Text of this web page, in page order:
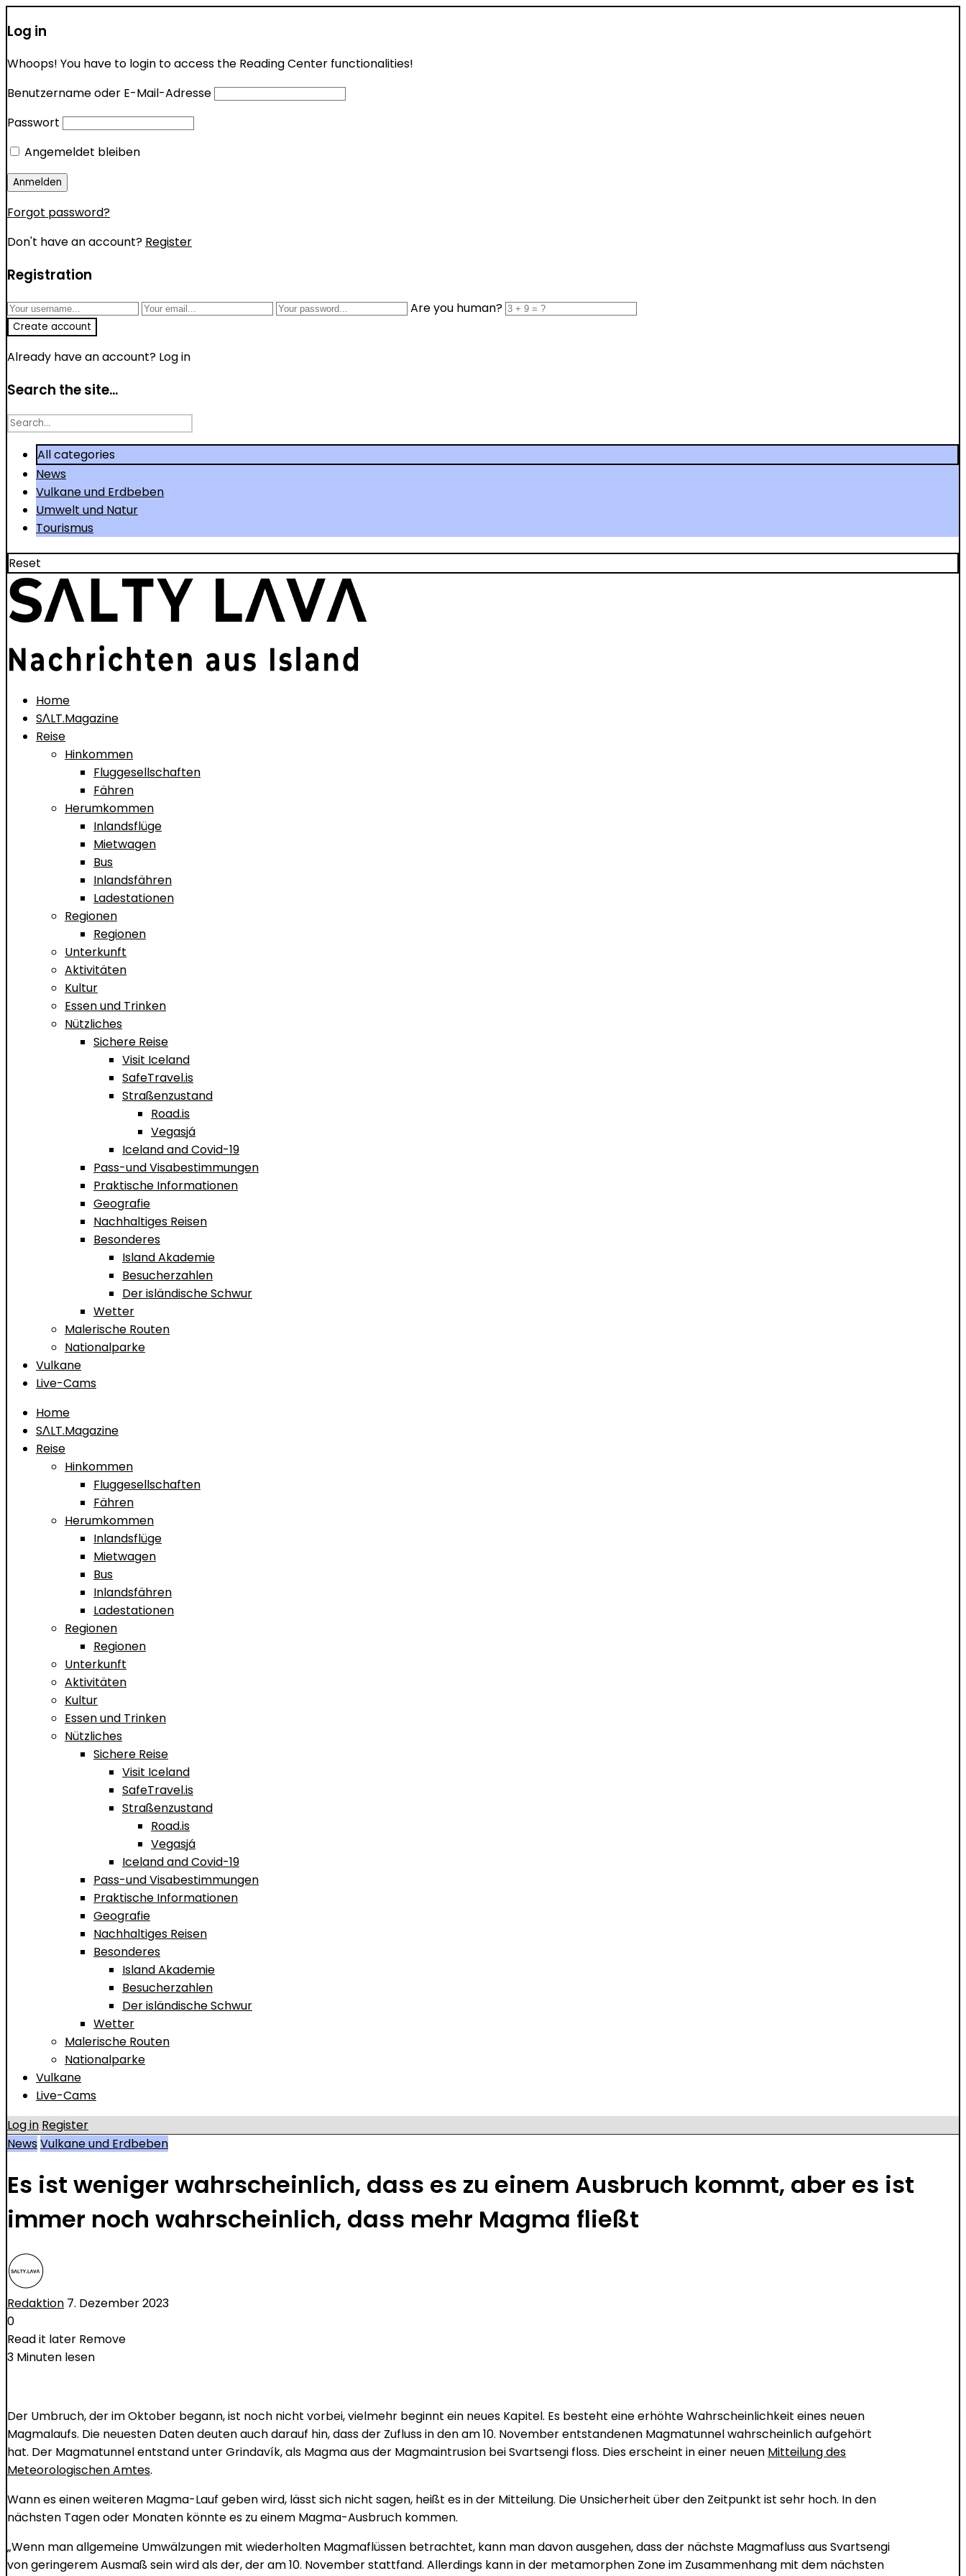
Log in
Whoops! You have to login to access the Reading Center functionalities!
Benutzername oder E-Mail-Adresse
Passwort
Angemeldet bleiben
Forgot password?
Don't have an account? Register
Registration
Are you human?
Already have an account? Log in
Search the site...
Search
All categories
News
Vulkane und Erdbeben
Umwelt und Natur
Tourismus
Reset
Home
SΛLT.Magazine
Reise
Hinkommen
Fluggesellschaften
Fähren
Herumkommen
Inlandsflüge
Mietwagen
Bus
Inlandsfähren
Ladestationen
Regionen
Regionen
Unterkunft
Aktivitäten
Kultur
Essen und Trinken
Nützliches
Sichere Reise
Visit Iceland
SafeTravel.is
Straßenzustand
Road.is
Vegasjá
Iceland and Covid-19
Pass-und Visabestimmungen
Praktische Informationen
Geografie
Nachhaltiges Reisen
Besonderes
Island Akademie
Besucherzahlen
Der isländische Schwur
Wetter
Malerische Routen
Nationalparke
Vulkane
Live-Cams
Home
SΛLT.Magazine
Reise
Hinkommen
Fluggesellschaften
Fähren
Herumkommen
Inlandsflüge
Mietwagen
Bus
Inlandsfähren
Ladestationen
Regionen
Regionen
Unterkunft
Aktivitäten
Kultur
Essen und Trinken
Nützliches
Sichere Reise
Visit Iceland
SafeTravel.is
Straßenzustand
Road.is
Vegasjá
Iceland and Covid-19
Pass-und Visabestimmungen
Praktische Informationen
Geografie
Nachhaltiges Reisen
Besonderes
Island Akademie
Besucherzahlen
Der isländische Schwur
Wetter
Malerische Routen
Nationalparke
Vulkane
Live-Cams
Log in Register
NewsVulkane und Erdbeben
Es ist weniger wahrscheinlich, dass es zu einem Ausbruch kommt, aber es ist
immer noch wahrscheinlich, dass mehr Magma fließt
Redaktion 7. Dezember 2023
0
Read it later Remove
3 Minuten lesen
Der Umbruch, der im Oktober begann, ist noch nicht vorbei, vielmehr beginnt ein neues Kapitel. Es besteht eine erhöhte Wahrscheinlichkeit eines neuen
Magmalaufs. Die neuesten Daten deuten auch darauf hin, dass der Zufluss in den am 10. November entstandenen Magmatunnel wahrscheinlich aufgehört
hat. Der Magmatunnel entstand unter Grindavík, als Magma aus der Magmaintrusion bei Svartsengi floss. Dies erscheint in einer neuen Mitteilung des
Meteorologischen Amtes.
Wann es einen weiteren Magma-Lauf geben wird, lässt sich nicht sagen, heißt es in der Mitteilung. Die Unsicherheit über den Zeitpunkt ist sehr hoch. In den
nächsten Tagen oder Monaten könnte es zu einem Magma-Ausbruch kommen.
„Wenn man allgemeine Umwälzungen mit wiederholten Magmaflüssen betrachtet, kann man davon ausgehen, dass der nächste Magmafluss aus Svartsengi
von geringerem Ausmaß sein wird als der, der am 10. November stattfand. Allerdings kann in der metamorphen Zone im Zusammenhang mit dem nächsten